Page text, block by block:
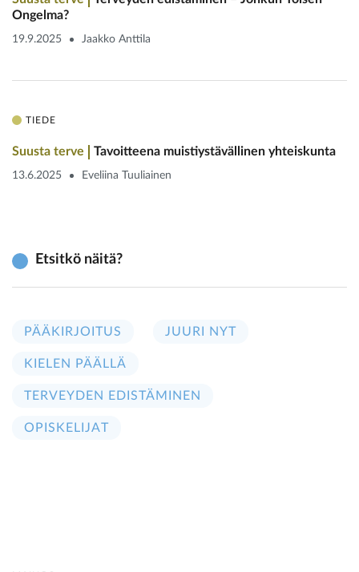
Ongelma?
19.9.2025 Jaakko Anttila
TIEDE
Suusta terve Tavoitteena muistiystävällinen yhteiskunta
13.6.2025 Eveliina Tuuliainen
Etsitkö näitä?
PÄÄKIRJOITUS JUURI NYT
KIELEN PÄÄLLÄ
TERVEYDEN EDISTÄMINEN
OPISKELIJAT